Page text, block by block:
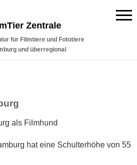
Zentrale
für Filmtiere und Fototiere
und überregional
hat eine Schulterhöhe von 55